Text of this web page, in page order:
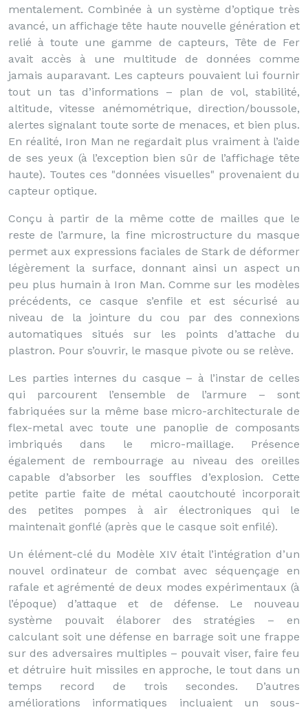
mentalement. Combinée à un système d’optique très
avancé, un affichage tête haute nouvelle génération et
relié à toute une gamme de capteurs, Tête de Fer
avait accès à une multitude de données comme
jamais auparavant. Les capteurs pouvaient lui fournir
tout un tas d’informations – plan de vol, stabilité,
altitude, vitesse anémométrique, direction/boussole,
alertes signalant toute sorte de menaces, et bien plus.
En réalité, Iron Man ne regardait plus vraiment à l’aide
de ses yeux (à l’exception bien sûr de l’affichage tête
haute). Toutes ces "données visuelles" provenaient du
capteur optique.
Conçu à partir de la même cotte de mailles que le
reste de l’armure, la fine microstructure du masque
permet aux expressions faciales de Stark de déformer
légèrement la surface, donnant ainsi un aspect un
peu plus humain à Iron Man. Comme sur les modèles
précédents, ce casque s’enfile et est sécurisé au
niveau de la jointure du cou par des connexions
automatiques situés sur les points d’attache du
plastron. Pour s’ouvrir, le masque pivote ou se relève.
Les parties internes du casque – à l’instar de celles
qui parcourent l’ensemble de l’armure – sont
fabriquées sur la même base micro-architecturale de
flex-metal avec toute une panoplie de composants
imbriqués dans le micro-maillage. Présence
également de rembourrage au niveau des oreilles
capable d’absorber les souffles d’explosion. Cette
petite partie faite de métal caoutchouté incorporait
des petites pompes à air électroniques qui le
maintenait gonflé (après que le casque soit enfilé).
Un élément-clé du Modèle XIV était l’intégration d’un
nouvel ordinateur de combat avec séquençage en
rafale et agrémenté de deux modes expérimentaux (à
l’époque) d’attaque et de défense. Le nouveau
système pouvait élaborer des stratégies – en
calculant soit une défense en barrage soit une frappe
sur des adversaires multiples – pouvait viser, faire feu
et détruire huit missiles en approche, le tout dans un
temps record de trois secondes. D’autres
améliorations informatiques incluaient un sous-